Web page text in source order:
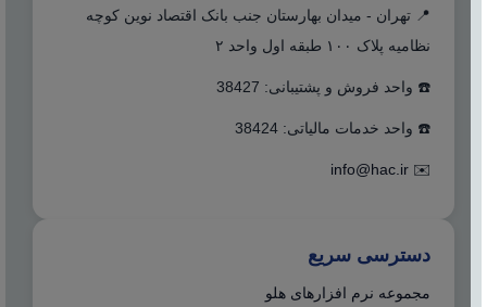
📍 تهران - میدان بهارستان جنب بانک اقتصاد نوین کوچه
نظامیه پلاک ۱۰۰ طبقه اول واحد ۲
☎️ واحد فروش و پشتیبانی: 38427
☎️ واحد خدمات مالیاتی: 38424
✉️
info@hac.ir
دسترسی سریع
مجموعه نرم افزارهای هلو